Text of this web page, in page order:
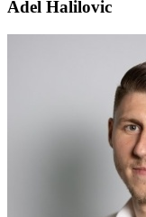
Adel Halilovic